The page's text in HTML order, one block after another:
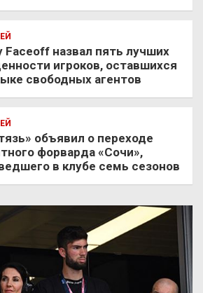
Faceoff назвал пять лучших
игроков, оставшихся
свободных агентов
объявил о переходе
форварда «Сочи»,
в клубе семь сезонов